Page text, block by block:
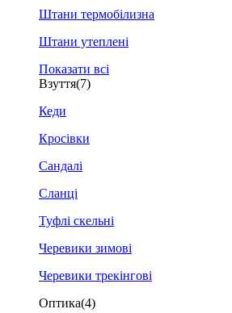
Штани термобілизна
Штани утеплені
Показати всі
Взуття(7)
Кеди
Кросівки
Сандалі
Сланці
Туфлі скельні
Черевики зимові
Черевики трекінгові
Оптика(4)